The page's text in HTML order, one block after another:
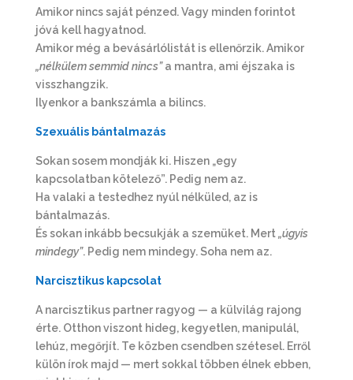
Amikor nincs saját pénzed. Vagy minden forintot
jóvá kell hagyatnod.
Amikor még a bevásárlólistát is ellenőrzik. Amikor
„nélkülem semmid nincs”a mantra, ami éjszaka is
visszhangzik.
Ilyenkor a bankszámla a bilincs.
Szexuális bántalmazás
Sokan sosem mondják ki. Hiszen „egy
kapcsolatban kötelező”. Pedig nem az.
Ha valaki a testedhez nyúl nélküled, az is
bántalmazás.
És sokan inkább becsukják a szemüket. Mert„úgyis
mindegy”. Pedig nem mindegy. Soha nem az.
Narcisztikus kapcsolat
A narcisztikus partner ragyog — a külvilág rajong
érte. Otthon viszont hideg, kegyetlen, manipulál,
lehúz, megőrjít. Te közben csendben szétesel. Erről
külön írok majd — mert sokkal többen élnek ebben,